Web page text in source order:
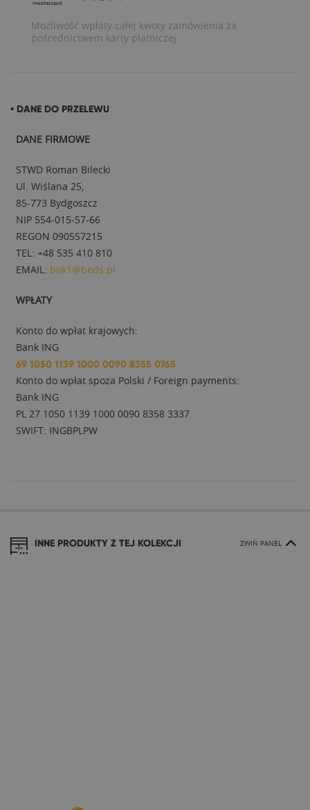
Możliwość wpłaty całej kwoty zamówienia za
pośrednictwem karty płatniczej
• DANE DO PRZELEWU
DANE FIRMOWE
STWD Roman Bilecki
Ul. Wiślana 25,
85-773 Bydgoszcz
NIP 554-015-57-66
REGON 090557215
TEL: +48 535 410 810
EMAIL: bok1@beds.pl
WPŁATY
Konto do wpłat krajowych:
Bank ING
69 1050 1139 1000 0090 8355 0765
Konto do wpłat spoza Polski / Foreign payments:
Bank ING
PL 27 1050 1139 1000 0090 8358 3337
SWIFT: INGBPLPW
INNE PRODUKTY Z TEJ KOLEKCJI ZWIŃ PANEL